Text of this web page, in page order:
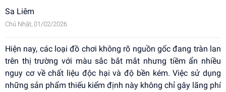
Sa Liêm
Chủ Nhật, 01/02/2026
Hiện nay, các loại đồ chơi không rõ nguồn gốc đang tràn lan
trên thị trường với màu sắc bắt mắt nhưng tiềm ẩn nhiều
nguy cơ về chất liệu độc hại và độ bền kém. Việc sử dụng
những sản phẩm thiếu kiểm định này không chỉ gây lãng phí